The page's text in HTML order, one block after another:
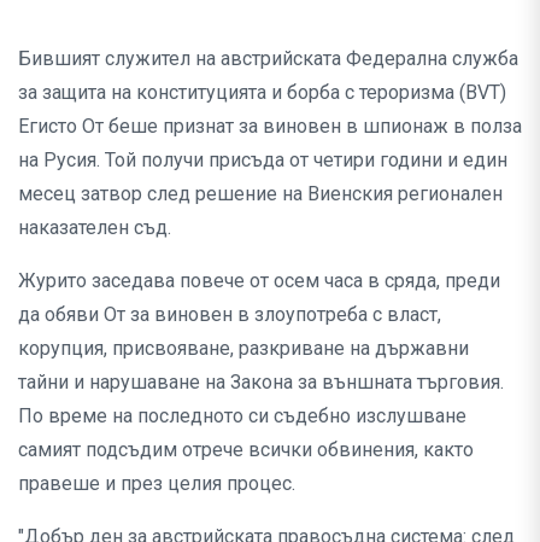
Бившият служител на австрийската Федерална служба
за защита на конституцията и борба с тероризма (BVT)
Егисто От беше признат за виновен в шпионаж в полза
на Русия. Той получи присъда от четири години и един
месец затвор след решение на Виенския регионален
наказателен съд.
Журито заседава повече от осем часа в сряда, преди
да обяви От за виновен в злоупотреба с власт,
корупция, присвояване, разкриване на държавни
тайни и нарушаване на Закона за външната търговия.
По време на последното си съдебно изслушване
самият подсъдим отрече всички обвинения, както
правеше и през целия процес.
"Добър ден за австрийската правосъдна система: след